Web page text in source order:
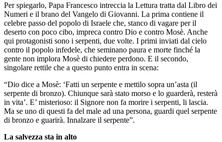
Per spiegarlo, Papa Francesco intreccia la Lettura tratta dal Libro dei
Numeri e il brano del Vangelo di Giovanni. La prima contiene il
celebre passo del popolo di Israele che, stanco di vagare per il
deserto con poco cibo, impreca contro Dio e contro Mosè. Anche
qui protagonisti sono i serpenti, due volte. I primi inviati dal cielo
contro il popolo infedele, che seminano paura e morte finché la
gente non implora Mosè di chiedere perdono. E il secondo,
singolare rettile che a questo punto entra in scena:
“Dio dice a Mosè: ‘Fatti un serpente e mettilo sopra un’asta (il
serpente di bronzo). Chiunque sarà stato morso e lo guarderà, resterà
in vita’. E’ misterioso: il Signore non fa morire i serpenti, li lascia.
Ma se uno di questi fa del male ad una persona, guardi quel serpente
di bronzo e guarirà. Innalzare il serpente”.
La salvezza sta in alto